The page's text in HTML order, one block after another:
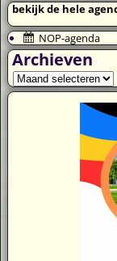
bekijk de hele
NOP-agenda
Archieven